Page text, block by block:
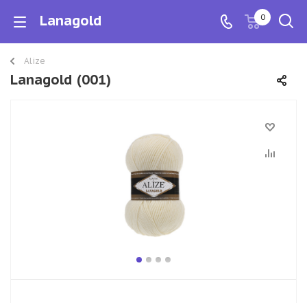
Lanagold 0
Alize
Lanagold (001)